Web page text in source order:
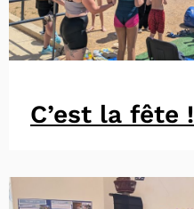
C’est la fête !